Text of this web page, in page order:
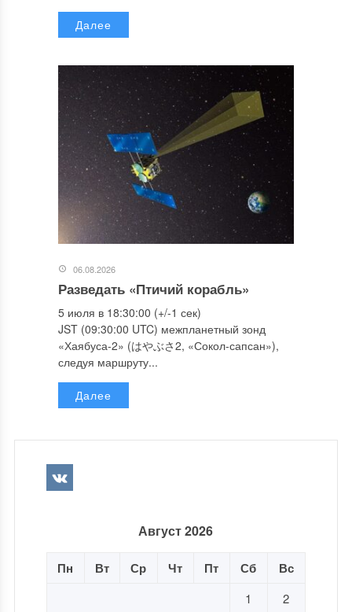
Далее
06.08.2026
Разведать «Птичий корабль»
5 июля в 18:30:00 (+/-1 сек)
JST (09:30:00 UTC) межпланетный зонд
«Хаябуса-2» (はやぶさ2, «Сокол-сапсан»),
следуя маршруту...
Далее
Август 2026
Пн Вт Ср Чт Пт Сб Вс
1
2